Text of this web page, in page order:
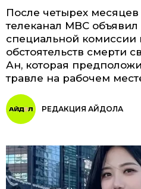
После четырех
телеканал MBC
специальной
обстоятельств смерти
Ан, которая
травле на рабочем
РЕДАКЦИЯ АЙДОЛА